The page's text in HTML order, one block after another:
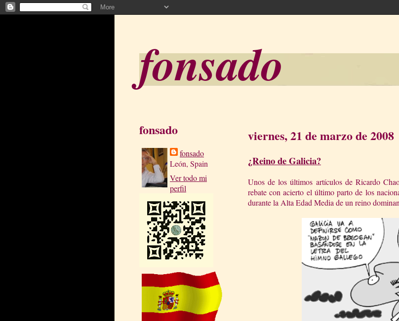
fonsado
fonsado
fonsado
León, Spain
Ver todo mi
perfil
viernes, 21 de marzo de 2008
¿Reino de Galicia?
Unos de los últimos artículos de Ricardo
rebate con acierto el último parto de los
durantela Alta Edad Media de un reino